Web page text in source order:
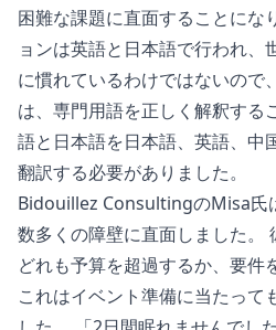
困難な課題に直面することにな
ョンは英語と日本語で行われ、
に慣れているわけではないので
は、専門用語を正しく解釈する
語と日本語を日本語、英語、中
翻訳する必要がありました。
Bidouillez ConsultingのMisa氏
数多くの障壁に直面しました。
どれも予算を超過するか、要件
これはイベント準備に当たって